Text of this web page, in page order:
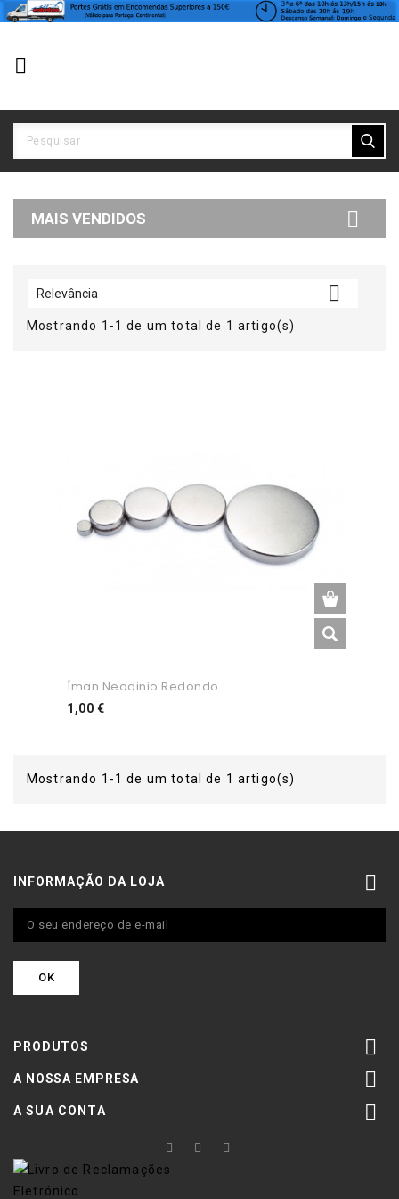

MAIS VENDIDOS 
Relevância 
Mostrando 1-1 de um total de 1 artigo(s)
Íman Neodinio Redondo...
1,00 €Preço
Mostrando 1-1 de um total de 1 artigo(s)
INFORMAÇÃO DA LOJA 
PRODUTOS 
A NOSSA EMPRESA 
A SUA CONTA 